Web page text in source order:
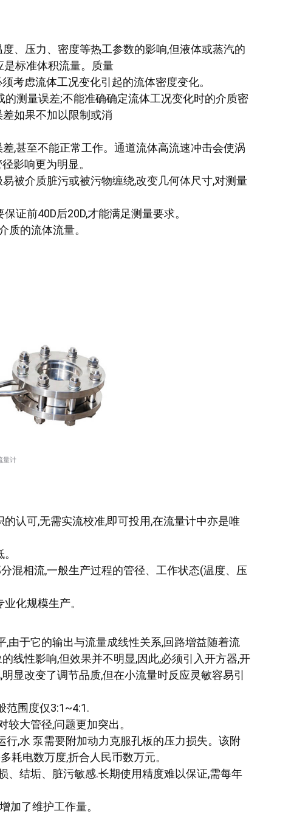
、压力、密度等热工参数的影响,但液体或蒸汽的
是标准体积流量。质量
考虑流体工况变化引起的流体密度变化。
测量误差;不能准确确定流体工况变化时的介质密
如果不加以限制或消
,甚至不能正常工作。通道流体高流速冲击会使涡
影响更为明显。
被介质脏污或被污物缠绕,改变几何体尺寸,对测量
证前40D后20D,才能满足测量要求。
的流体流量。
量计
认可,无需实流校准,即可投用,在流量计中亦是唯
混相流,一般生产过程的管径、工作状态(温度、压
化规模生产。
,由于它的输出与流量成线性关系,回路增益随着流
线性影响,但效果并不明显,因此,必须引入开方器,开
显改变了调节品质,但在小流量时反应灵敏容易引
范围度仅3:1~4:1.
较大管径,问题更加突出。
行,水 泵需要附加动力克服孔板的压力损失。该附
耗电数万度,折合人民币数万元。
、结垢、脏污敏感.长期使用精度难以保证,需每年
加了维护工作量。